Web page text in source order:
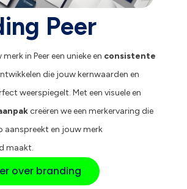
Peer
in Peer een unieke en consistente
die jouw kernwaarden en
weerspiegelt. Met een visuele en
creëren we een merkervaring die
aanspreekt en jouw merk
maakt.
over branding